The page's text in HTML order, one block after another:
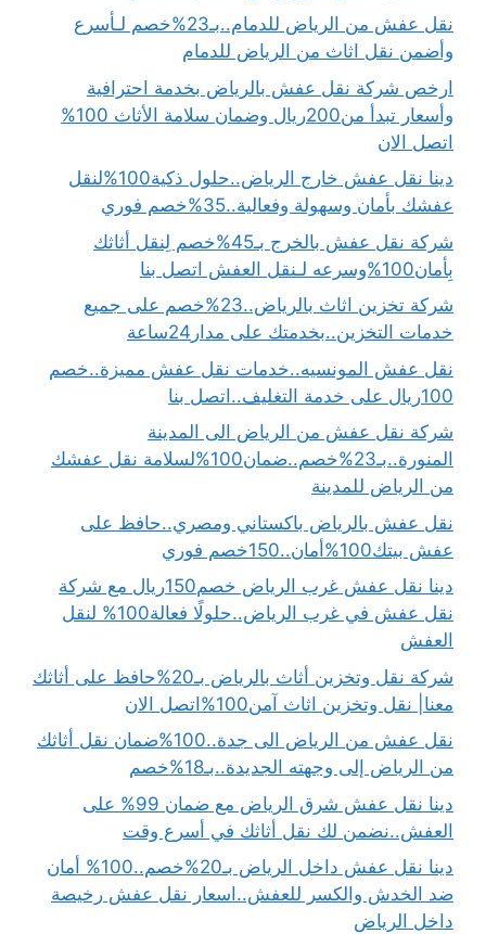
نقل عفش من الرياض للدمام..بـ23%خصم لـأسرع
وأضمن نقل اثاث من الرياض للدمام
ارخص شركة نقل عفش بالرياض بخدمة احترافية
وأسعار تبدأ من200ريال وضمان سلامة الأثاث 100%
اتصل الان
دينا نقل عفش خارج الرياض..حلول ذكية100%لنقل
عفشك بأمان وسهولة وفعالية..35%خصم فوري
شركة نقل عفش بالخرج بـ45%خصم لِنقل أثاثك
بِأمان100%وسرعه لـنقل العفش اتصل بنا
شركة تخزين اثاث بالرياض..23%خصم على جميع
خدمات التخزين..بخدمتك على مدار24ساعة
نقل عفش المونسيه..خدمات نقل عفش مميزة..خصم
100ريال على خدمة التغليف..اتصل بنا
شركة نقل عفش من الرياض الى المدينة
المنورة..بـ23%خصم..ضمان100%لسلامة نقل عفشك
من الرياض للمدينة
نقل عفش بالرياض باكستاني ومصري..حافظ على
عفش بيتك100%أمان..150خصم فوري
دينا نقل عفش غرب الرياض خصم150ريال مع شركة
نقل عفش في غرب الرياض..حلولًا فعالة100% لنقل
العفش
شركة نقل وتخزين أثاث بالرياض بـ20%حافظ على أثاثك
معنا| نقل وتخزين اثاث آمن100%اتصل الان
نقل عفش من الرياض الى جدة..100%ضمان نقل أثاثك
من الرياض إلى وجهته الجديدة..بـ18%خصم
دينا نقل عفش شرق الرياض مع ضمان 99% على
العفش..نضمن لك نقل أثاثك في أسرع وقت
دينا نقل عفش داخل الرياض بـ20%خصم..100% أمان
ضد الخدش والكسر للعفش..اسعار نقل عفش رخيصة
داخل الرياض